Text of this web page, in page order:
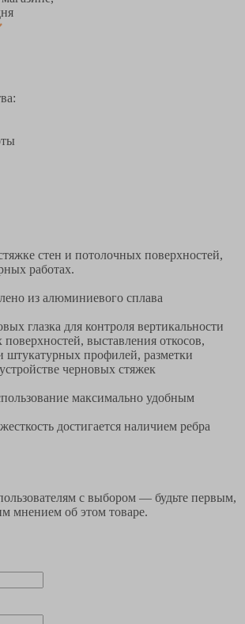
стен и потолочных поверхностей,
работах.
из алюминиевого сплава
глазка для контроля вертикальности
выставления откосов,
штукатурных профилей, разметки
черновых стяжек
максимально удобным
достигается наличием ребра
с выбором — будьте первым,
мнением об этом товаре.